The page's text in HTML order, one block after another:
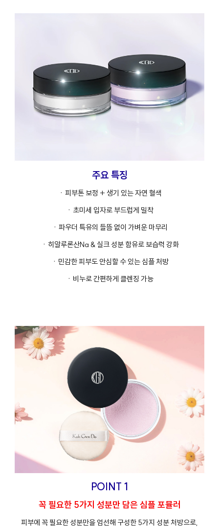
주요 특징
ㆍ피부톤 보정 + 생기 있는 자연 혈색
ㆍ초미세 입자로 부드럽게 밀착
ㆍ파우더 특유의 들뜸 없이 가벼운 마무리
ㆍ히알루론산Na & 실크 성분 함유로 보습력 강화
ㆍ민감한 피부도 안심할 수 있는 심플 처방
ㆍ비누로 간편하게 클렌징 가능
POINT 1
꼭 필요한 5가지 성분만 담은 심플 포뮬러
피부에 꼭 필요한 성분만을 엄선해 구성한 5가지 성분 처방으로,